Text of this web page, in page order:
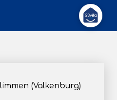
(Valkenburg)